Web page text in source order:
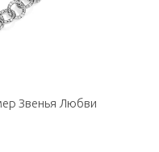
Звенья Любви